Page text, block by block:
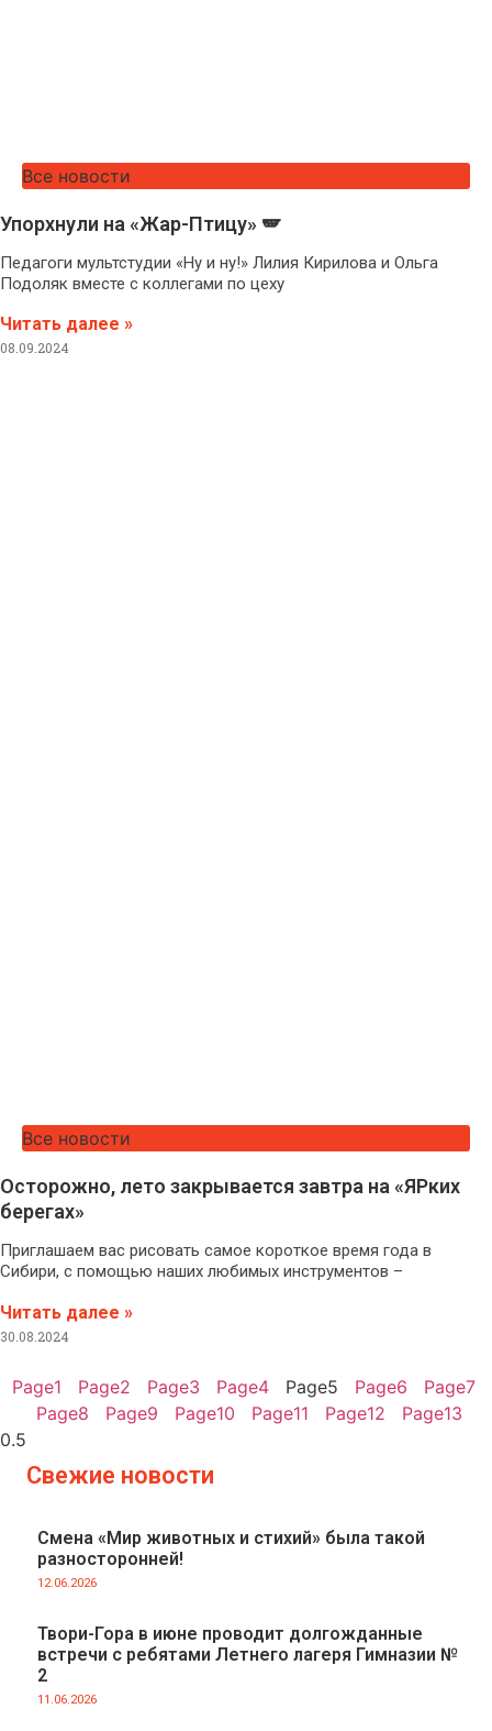
Все новости
Упорхнули на «Жар-Птицу» 🪽
Педагоги мультстудии «Ну и ну!» Лилия Кирилова и Ольга
Подоляк вместе с коллегами по цеху
Читать далее »
08.09.2024
Все новости
Осторожно, лето закрывается завтра на «ЯРких
берегах»
Приглашаем вас рисовать самое короткое время года в
Сибири, с помощью наших любимых инструментов –
Читать далее »
30.08.2024
Page1 Page2 Page3 Page4 Page5 Page6 Page7
Page8 Page9 Page10 Page11 Page12 Page13
Свежие новости
Смена «Мир животных и стихий» была такой
разносторонней!
12.06.2026
Твори-Гора в июне проводит долгожданные
встречи с ребятами Летнего лагеря Гимназии №
2
11.06.2026